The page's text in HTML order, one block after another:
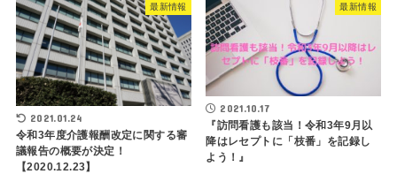
最新情報
2021.01.24
令和3年度介護報酬改定に関する審
議報告の概要が決定！
【2020.12.23】
最新情報
2021.10.17
『訪問看護も該当！令和3年9月以
降はレセプトに「枝番」を記録し
よう！』